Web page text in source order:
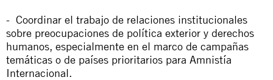
- Coordinar el trabajo de relaciones institucionales
sobre preocupaciones de política exterior y derechos
humanos, especialmente en el marco de campañas
temáticas o de países prioritarios para Amnistía
Internacional.